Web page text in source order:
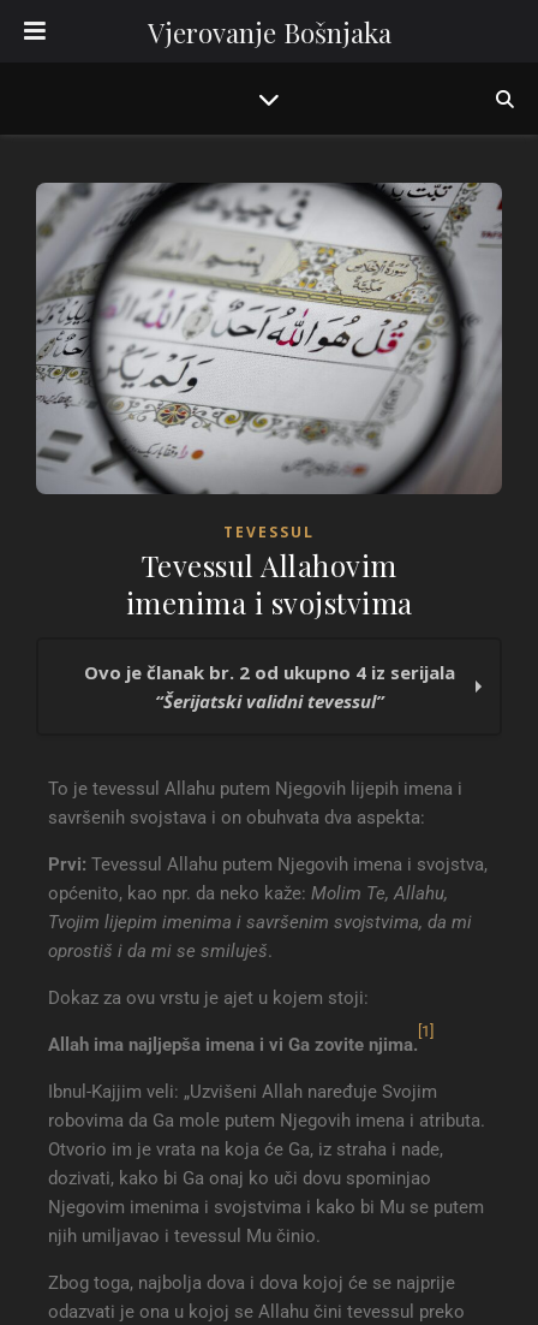
Vjerovanje Bošnjaka
TEVESSUL
Tevessul Allahovim
imenima i svojstvima
Ovo je članak br. 2 od ukupno 4 iz serijala
“Šerijatski validni tevessul”
Tevessul Allahovim imenima i svojstvima
Tevessul putem dobrih djela
Tevessul dovom dobrih ljudi
To je tevessul Allahu putem Njegovih lijepih imena i
savršenih svojstava i on obuhvata dva aspekta:
Prvi: Tevessul Allahu putem Njegovih imena i svojstva,
općenito, kao npr. da neko kaže: Molim Te, Allahu,
Tvojim lijepim imenima i savršenim svojstvima, da mi
oprostiš i da mi se smiluješ.
Dokaz za ovu vrstu je ajet u kojem stoji:
Allah ima najljepša imena i vi Ga zovite njima.
[1]
Ibnul-Kajjim veli: „Uzvišeni Allah naređuje Svojim
robovima da Ga mole putem Njegovih imena i atributa.
Otvorio im je vrata na koja će Ga, iz straha i nade,
dozivati, kako bi Ga onaj ko uči dovu spominjao
Njegovim imenima i svojstvima i kako bi Mu se putem
njih umiljavao i tevessul Mu činio.
Zbog toga, najbolja dova i dova kojoj će se najprije
odazvati je ona u kojoj se Allahu čini tevessul preko